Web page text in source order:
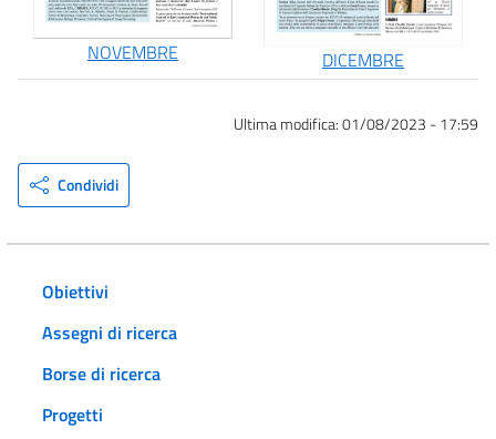
NOVEMBRE DICEMBRE
Ultima modifica:01/08/2023 - 17:59
Condividi
Obiettivi
Assegni di ricerca
Borse di ricerca
Progetti